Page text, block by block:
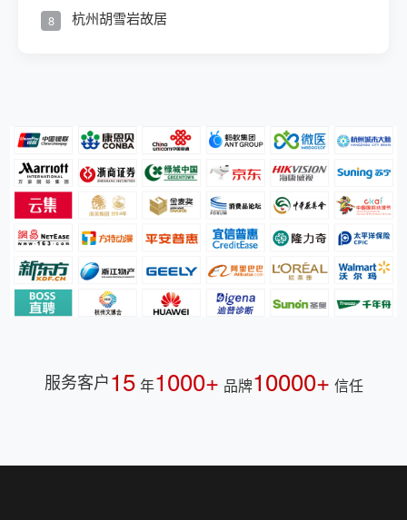
8 杭州胡雪岩故居
服务客户15 年1000+ 品牌10000+ 信任